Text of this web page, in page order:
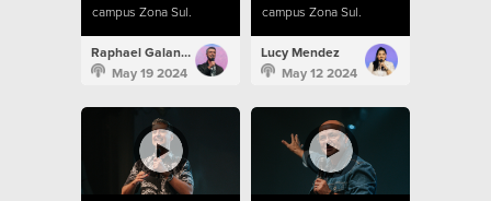
campus Zona Sul.
Raphael Galante
May 19 2024
campus Zona Sul.
Lucy Mendez
May 12 2024